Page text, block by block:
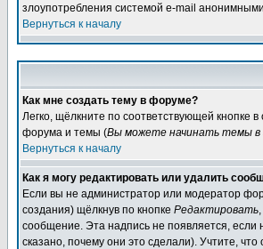
злоупотребления системой e-mail
Вернуться к началу
Как мне создать тему в форуме?
Легко, щёлкните по соответствующей кнопке
форума и темы (Вы можете начинать темы
Вернуться к началу
Как я могу редактировать или удалить
Если вы не администратор или модератор
создания) щёлкнув по кнопке Редактировать
сообщение. Эта надпись не появляется, если
сказано, почему они это сделали). Учтите,